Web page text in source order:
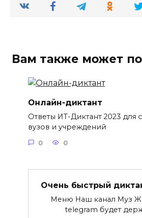
Вам также может
Онлайн-диктант
Ответы ИТ-Диктант 2023 для
вузов и учреждений
0 0
Очень быстрый
Меню Наш канал Муз
telegram будет